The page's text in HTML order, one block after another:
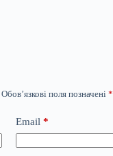
Обов’язкові поля позначені *
Email *